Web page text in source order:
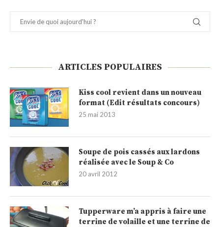
ARTICLES POPULAIRES
Kiss cool revient dans un nouveau
format (Edit résultats concours)
25 mai 2013
Soupe de pois cassés aux lardons
réalisée avec le Soup & Co
20 avril 2012
Tupperware m’a appris à faire une
terrine de volaille et une terrine de